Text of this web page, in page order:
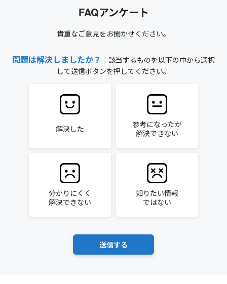
FAQアンケート
貴重なご意見をお聞かせください。
問題は解決しましたか？
該当するものを以下の中から選択
して送信ボタンを押してください。
解決した
参考になったが
解決できない
分かりにくく
解決できない
知りたい情報
ではない